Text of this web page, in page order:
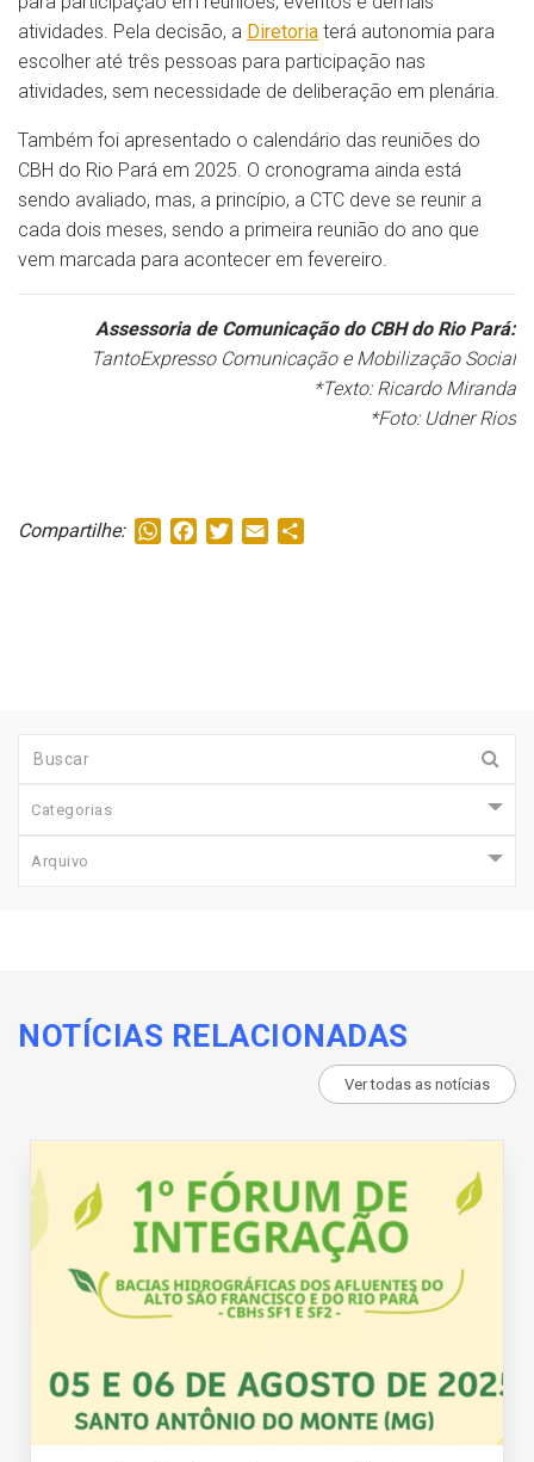
atividades. Pela decisão, a Diretoria terá autonomia para
escolher até três pessoas para participação nas
atividades, sem necessidade de deliberação em plenária.
Também foi apresentado o calendário das reuniões do
CBH do Rio Pará em 2025. O cronograma ainda está
sendo avaliado, mas, a princípio, a CTC deve se reunir a
cada dois meses, sendo a primeira reunião do ano que
vem marcada para acontecer em fevereiro.
Assessoria de Comunicação do CBH do Rio Pará:
TantoExpresso Comunicação e Mobilização Social
*Texto: Ricardo Miranda
*Foto: Udner Rios
Compartilhe: WhatsApp
FacebookTwitterEmail
Categorias
Arquivo
NOTÍCIAS RELACIONADAS
Ver todas as notícias